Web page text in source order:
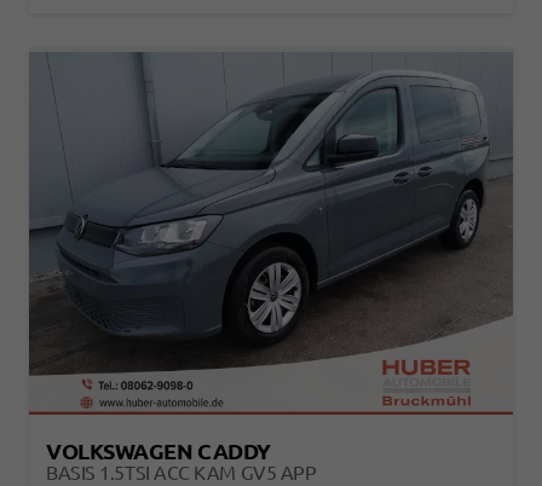
VOLKSWAGEN CADDY
BASIS 1.5TSI ACC KAM GV5 APP